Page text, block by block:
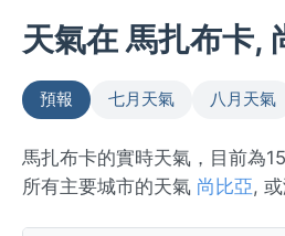
天氣在 馬扎布卡
預報 七月天氣 八月天氣
馬扎布卡的實時天氣，目前為
所有主要城市的天氣 尚比亞,